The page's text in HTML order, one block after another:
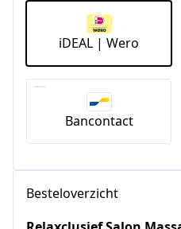
iDEAL | Wero
Bancontact
Besteloverzicht